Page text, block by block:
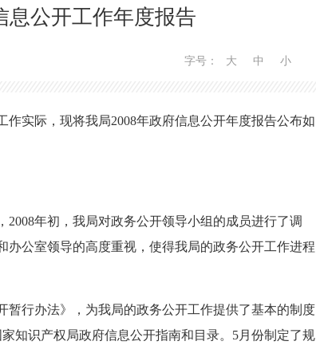
息公开工作年度报告
字号： 大 中 小
实际，现将我局2008年政府信息公开年度报告公布如
2008年初，我局对政务公开领导小组的成员进行了调
公室领导的高度重视，使得我局的政务公开工作进程
暂行办法》，为我局的政务公开工作提供了基本的制度
知识产权局政府信息公开指南和目录。5月份制定了规